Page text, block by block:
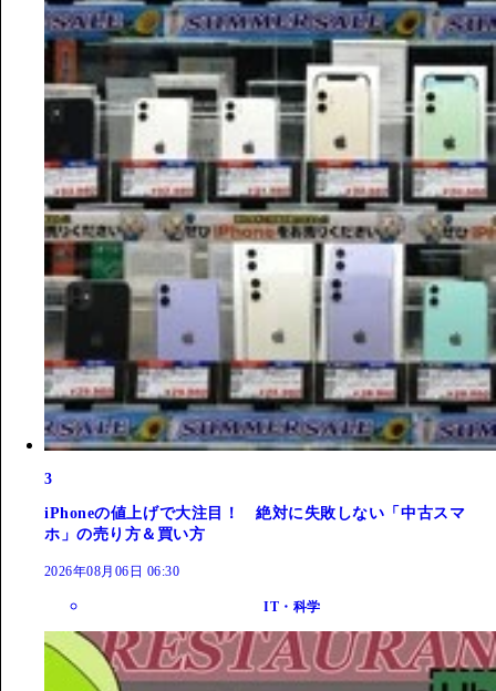
3
iPhoneの値上げで大注目！ 絶対に失敗しない「中古スマ
ホ」の売り方＆買い方
2026年08月06日 06:30
IT・科学